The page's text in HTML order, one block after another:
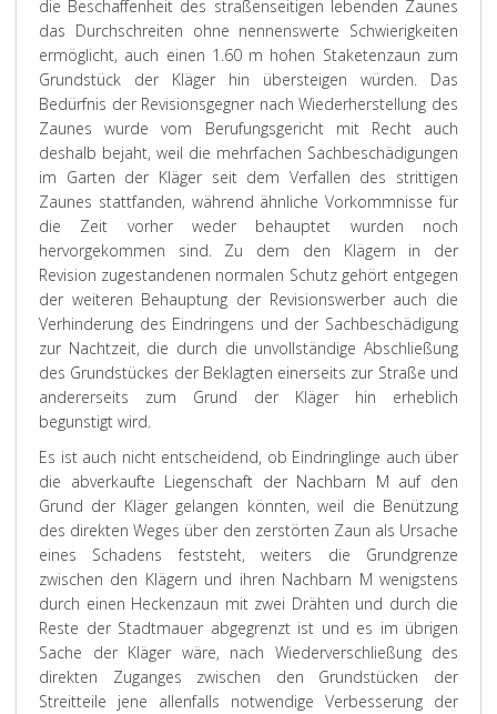
die Beschaffenheit des straßenseitigen lebenden Zaunes
das Durchschreiten ohne nennenswerte Schwierigkeiten
ermöglicht, auch einen 1.60 m hohen Staketenzaun zum
Grundstück der Kläger hin übersteigen würden. Das
Bedürfnis der Revisionsgegner nach Wiederherstellung des
Zaunes wurde vom Berufungsgericht mit Recht auch
deshalb bejaht, weil die mehrfachen Sachbeschädigungen
im Garten der Kläger seit dem Verfallen des strittigen
Zaunes stattfanden, während ähnliche Vorkommnisse für
die Zeit vorher weder behauptet wurden noch
hervorgekommen sind. Zu dem den Klägern in der
Revision zugestandenen normalen Schutz gehört entgegen
der weiteren Behauptung der Revisionswerber auch die
Verhinderung des Eindringens und der Sachbeschädigung
zur Nachtzeit, die durch die unvollständige Abschließung
des Grundstückes der Beklagten einerseits zur Straße und
andererseits zum Grund der Kläger hin erheblich
begunstigt wird.
Es ist auch nicht entscheidend, ob Eindringlinge auch über
die abverkaufte Liegenschaft der Nachbarn M auf den
Grund der Kläger gelangen könnten, weil die Benützung
des direkten Weges über den zerstörten Zaun als Ursache
eines Schadens feststeht, weiters die Grundgrenze
zwischen den Klägern und ihren Nachbarn M wenigstens
durch einen Heckenzaun mit zwei Drähten und durch die
Reste der Stadtmauer abgegrenzt ist und es im übrigen
Sache der Kläger wäre, nach Wiederverschließung des
direkten Zuganges zwischen den Grundstücken der
Streitteile jene allenfalls notwendige Verbesserung der